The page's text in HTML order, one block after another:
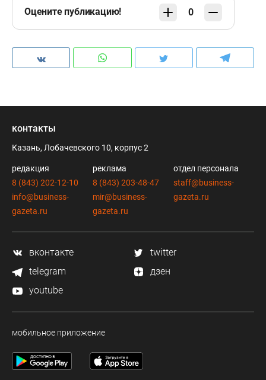
Оцените публикацию! 0
контакты
Казань, Лобачевского 10, корпус 2
редакция
8 (843) 202-12-10
info@business-
gazeta.ru
реклама
8 (843) 203-48-47
mir@business-
gazeta.ru
отдел персонала
staff@business-
gazeta.ru
вконтакте
twitter
telegram
дзен
youtube
мобильное приложение